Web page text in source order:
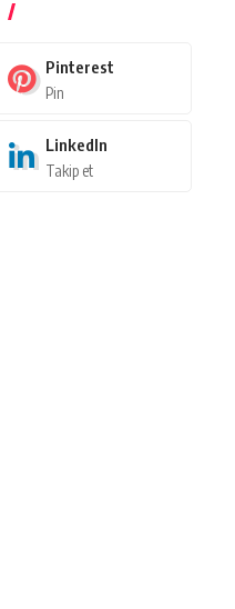
Pinterest
Pin
LinkedIn
Takip et